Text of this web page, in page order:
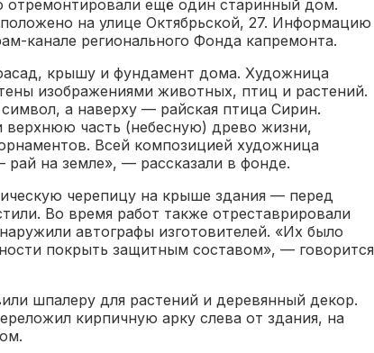
отремонтировали ещё один старинный дом.
на улице Октябрьской, 27. Информацию
канале регионального Фонда капремонта.
крышу и фундамент дома. Художница
изображениями животных, птиц и растений.
а наверху — райская птица Сирин.
часть (небесную) древо жизни,
Всей композицией художница
на земле», — рассказали в фонде.
черепицу на крыше здания — перед
Во время работ также отреставрировали
автографы изготовителей. «Их было
покрыть защитным составом», — говорится
шпалеру для растений и деревянный декор.
кирпичную арку слева от здания, на